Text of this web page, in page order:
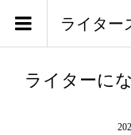
ライター
ライターに